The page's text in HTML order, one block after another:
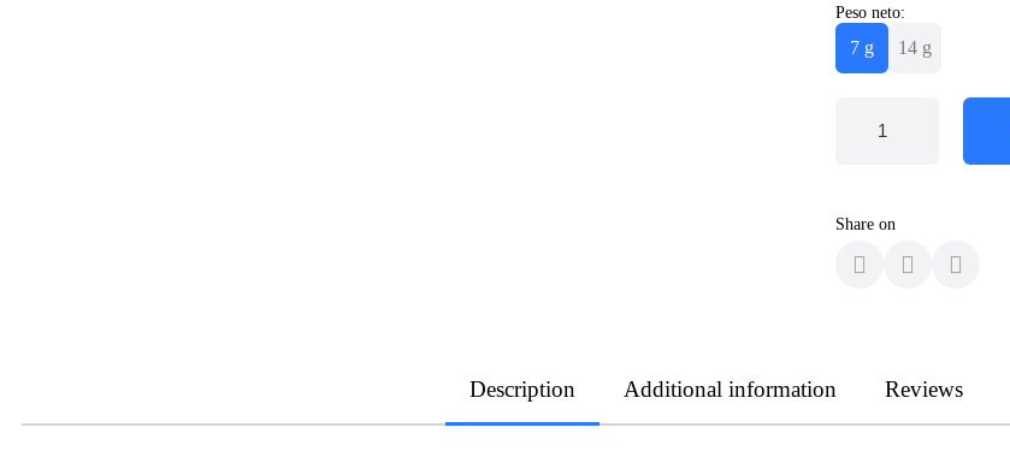
Peso neto:
7 g 14 g
Share on
Description Additional information Reviews